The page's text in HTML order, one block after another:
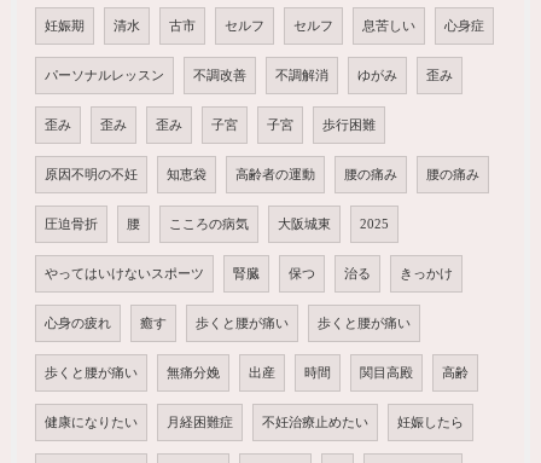
妊娠期 清水 古市 セルフ セルフ 息苦しい 心身症
パーソナルレッスン 不調改善 不調解消 ゆがみ 歪み
歪み 歪み 歪み 子宮 子宮 歩行困難
原因不明の不妊 知恵袋 高齢者の運動 腰の痛み 腰の痛み
圧迫骨折 腰 こころの病気 大阪城東 2025
やってはいけないスポーツ 腎臓 保つ 治る きっかけ
心身の疲れ 癒す 歩くと腰が痛い 歩くと腰が痛い
歩くと腰が痛い 無痛分娩 出産 時間 関目高殿 高齢
健康になりたい 月経困難症 不妊治療止めたい 妊娠したら